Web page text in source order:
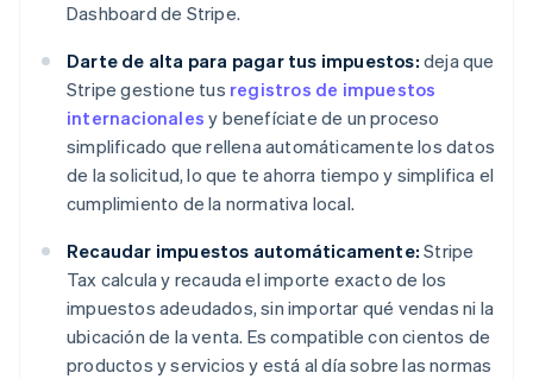
Dashboard de Stripe.
Darte de alta para pagar tus impuestos: deja que
Stripe gestione tus registros de impuestos
internacionales y benefíciate de un proceso
simplificado que rellena automáticamente los datos
de la solicitud, lo que te ahorra tiempo y simplifica el
cumplimiento de la normativa local.
Recaudar impuestos automáticamente: Stripe
Tax calcula y recauda el importe exacto de los
impuestos adeudados, sin importar qué vendas ni la
ubicación de la venta. Es compatible con cientos de
productos y servicios y está al día sobre las normas